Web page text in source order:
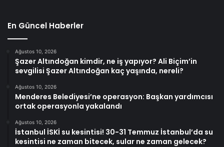
En Güncel Haberler
Ağustos 10, 2026
Şazer Altındoğan kimdir, ne iş yapıyor? Ali Biçim’in
sevgilisi Şazer Altındoğan kaç yaşında, nereli?
Ağustos 10, 2026
Menderes Belediyesi’ne operasyon: Başkan yardımcısı
ortak operasyonla yakalandı
Ağustos 10, 2026
İstanbul İSKİ su kesintisi! 30-31 Temmuz İstanbul’da su
kesintisi ne zaman bitecek, sular ne zaman gelecek?